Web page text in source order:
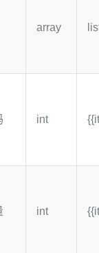
array
int
int